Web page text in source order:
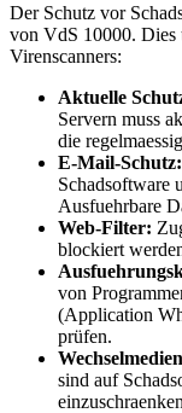
Der Schutz vor
von VdS 10000. Dies
Virenscanners:
Aktuelle
Servern muss
die
E-Mail-Schutz:
Schadsoftware
Ausfuehrbare
Web-Filter:
blockiert
von
(Application
prüfen.
sind auf